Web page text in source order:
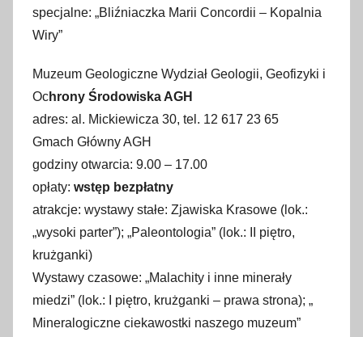
specjalne: „Bliźniaczka Marii Concordii – Kopalnia
Wiry”
Muzeum Geologiczne Wydział Geologii, Geofizyki i
Ochrony Środowiska AGH
adres: al. Mickiewicza 30, tel. 12 617 23 65
Gmach Główny AGH
godziny otwarcia: 9.00 – 17.00
opłaty: wstęp bezpłatny
atrakcje: wystawy stałe: Zjawiska Krasowe (lok.:
„wysoki parter”); „Paleontologia” (lok.: II piętro,
krużganki)
Wystawy czasowe: „Malachity i inne minerały
miedzi” (lok.: I piętro, krużganki – prawa strona); „
Mineralogiczne ciekawostki naszego muzeum”